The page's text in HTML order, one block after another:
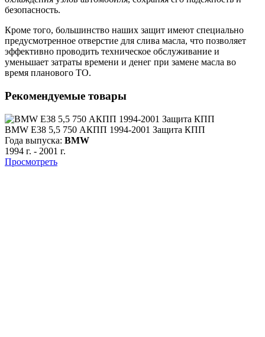
безопасность.
Кроме того, большинство наших защит имеют специально
предусмотренное отверстие для слива масла, что позволяет
эффективно проводить техническое обслуживание и
уменьшает затраты времени и денег при замене масла во
время планового ТО.
Рекомендуемые товары
BMW E38 5,5 750 АКПП 1994-2001 Защита КПП
Года выпуска: BMW
1994 г. - 2001 г.
Просмотреть